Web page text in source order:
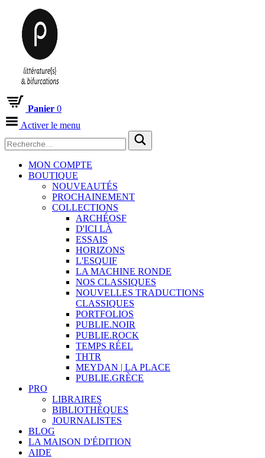
Panier 0
Activer le menu
MON COMPTE
BOUTIQUE
NOUVEAUTÉS
PROCHAINEMENT
COLLECTIONS
ARCHÉOSF
D'ICI LÀ
ESSAIS
HORIZONS
L'ESQUIF
LA MACHINE RONDE
NOS CLASSIQUES
NOUVELLES TRADUCTIONS
CLASSIQUES
PORTFOLIOS
PUBLIE.NOIR
PUBLIE.ROCK
TEMPS RÉEL
THTR
MEYDAN | LA PLACE
PUBLIE.GRÈCE
PRO
LIBRAIRES
BIBLIOTHÈQUES
JOURNALISTES
BLOG
LA MAISON D'ÉDITION
AIDE